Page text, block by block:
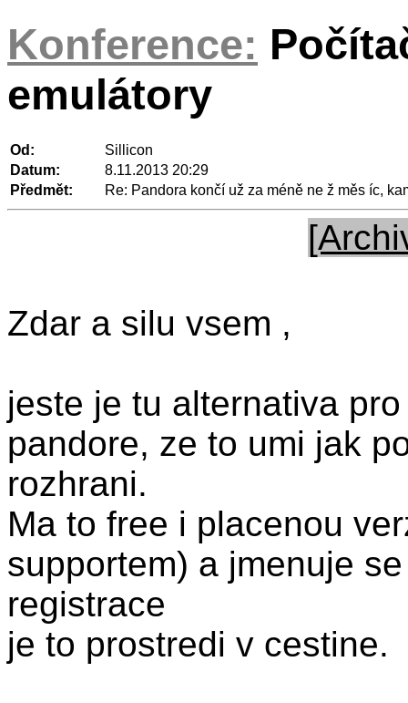
Konference:
emulátory
Od:
Sillicon
Datum:
8.11.2013 20:29
Předmět:
Re: Pandora končí už za méně ne ž měs íc,
Zdar a silu vsem ,
jeste je tu alternativa
pandore, ze to umi jak
rozhrani.
Ma to free i placenou
supportem) a jmenuje
registrace
je to prostredi v cestine.